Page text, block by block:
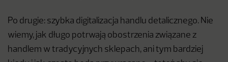
Po drugie: szybka digitalizacja handlu detalicznego. Nie
wiemy, jak długo potrwają obostrzenia związane z
handlem w tradycyjnych sklepach, ani tym bardziej